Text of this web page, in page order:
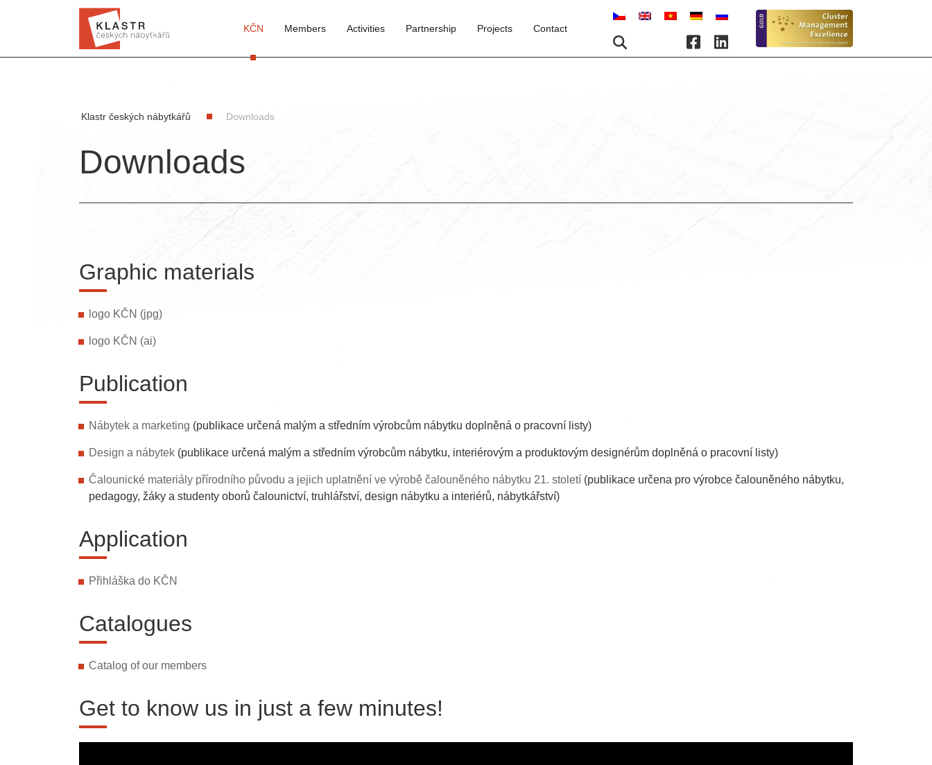
KČN Members Activities Partnership Projects Contact
Klastr českých nábytkářů Downloads
Downloads
Graphic materials
logo KČN (jpg)
logo KČN (ai)
Publication
Nábytek a marketing (publikace určená malým a středním výrobcům nábytku doplněná o pracovní listy)
Design a nábytek (publikace určená malým a středním výrobcům nábytku, interiérovým a produktovým designérům doplněná o pracovní listy)
Čalounické materiály přírodního původu a jejich uplatnění ve výrobě čalouněného nábytku 21. století (publikace určena pro výrobce čalouněného nábytku,
pedagogy, žáky a studenty oborů čalounictví, truhlářství, design nábytku a interiérů, nábytkářství)
Application
Přihláška do KČN
Catalogues
Catalog of our members
Get to know us in just a few minutes!